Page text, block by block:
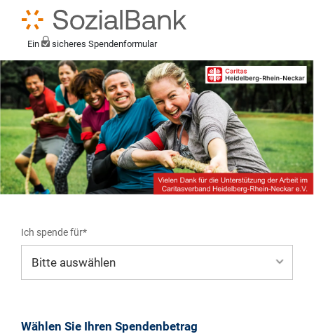
Ein sicheres Spendenformular
Ich spende für*
Wählen Sie Ihren Spendenbetrag